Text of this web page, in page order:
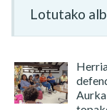
Lotutako